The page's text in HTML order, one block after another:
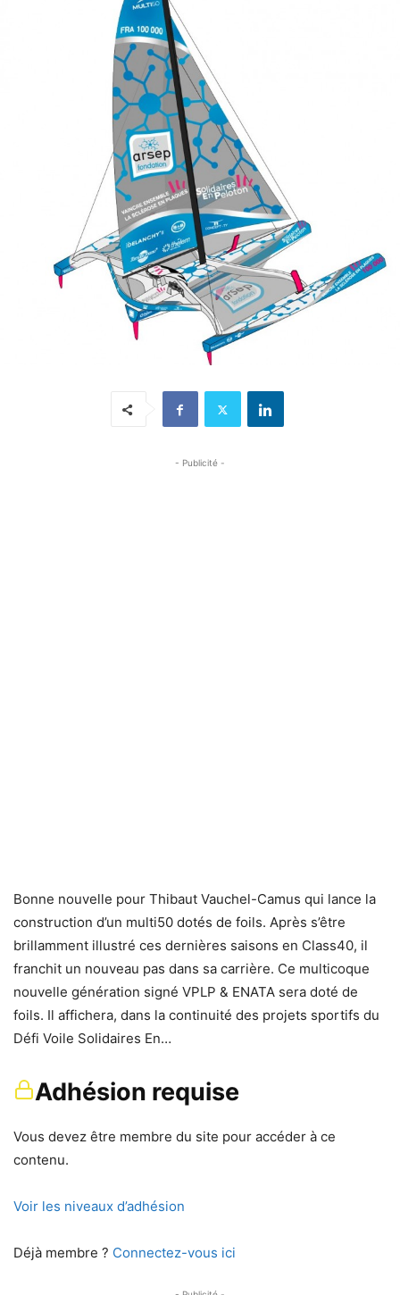
- Publicité -
Bonne nouvelle pour Thibaut Vauchel-Camus qui lance la
construction d’un multi50 dotés de foils. Après s’être
brillamment illustré ces dernières saisons en Class40, il
franchit un nouveau pas dans sa carrière. Ce multicoque
nouvelle génération signé VPLP & ENATA sera doté de
foils. Il affichera, dans la continuité des projets sportifs du
Défi Voile Solidaires En…
Adhésion requise
Vous devez être membre du site pour accéder à ce
contenu.
Voir les niveaux d’adhésion
Déjà membre ? Connectez-vous ici